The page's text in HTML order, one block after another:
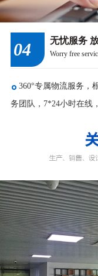
04 无忧服务
Worry free
360°专属物流服务，
务团队，7*24小时在线